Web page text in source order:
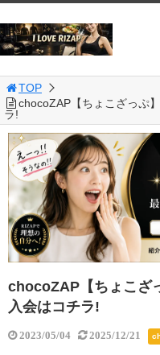
TOP
chocoZAP【ちょこざっぷ
ラ!
chocoZAP【ちょこざ
入会はコチラ!
2023/05/04 2025/12/21